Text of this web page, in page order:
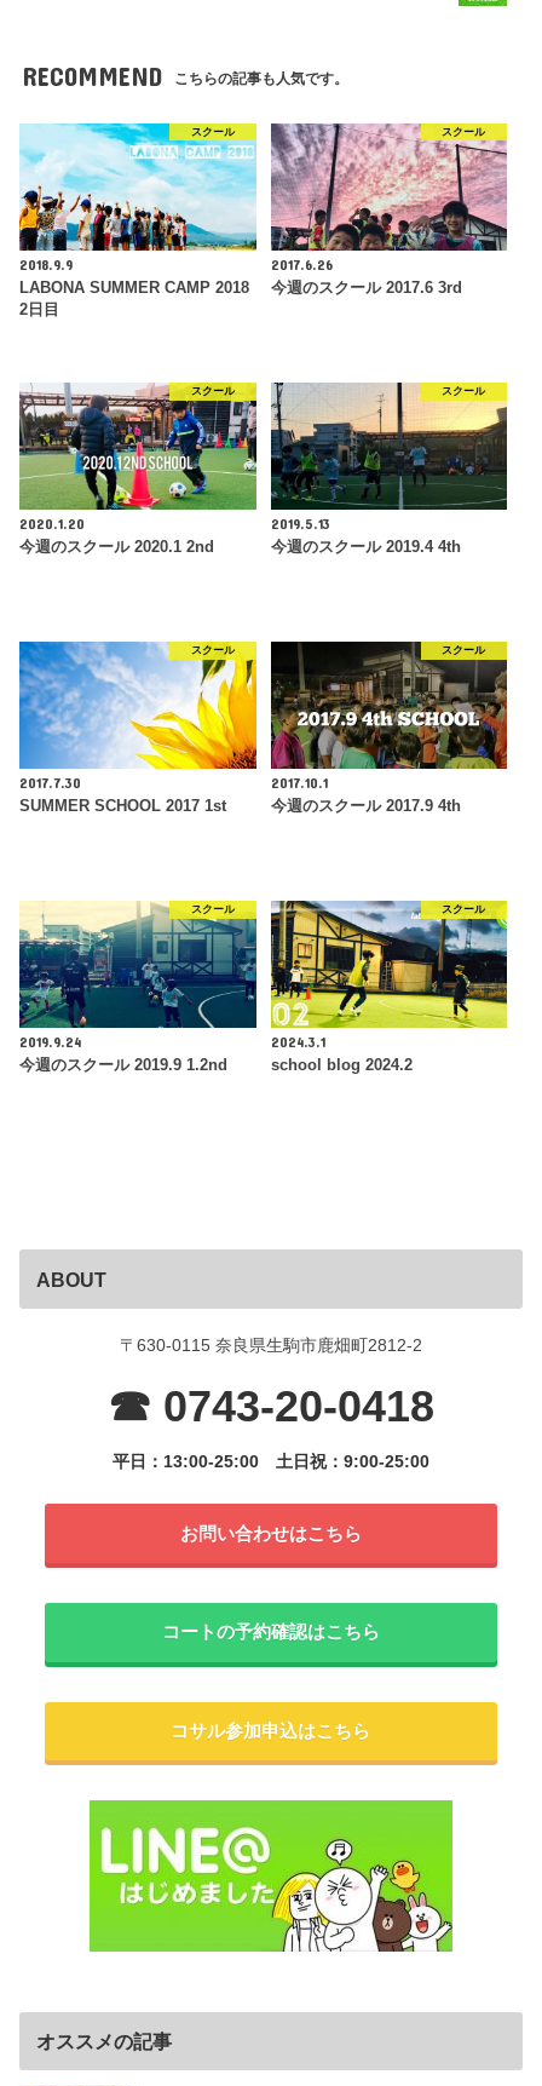
RECOMMEND こちらの記事も人気です。
スクール
2018.9.9
LABONA SUMMER CAMP 2018
2日目
スクール
2017.6.26
今週のスクール 2017.6 3rd
スクール
2020.1.20
今週のスクール 2020.1 2nd
スクール
2019.5.13
今週のスクール 2019.4 4th
スクール
2017.7.30
SUMMER SCHOOL 2017 1st
スクール
2017.10.1
今週のスクール 2017.9 4th
スクール
2019.9.24
今週のスクール 2019.9 1.2nd
スクール
2024.3.1
school blog 2024.2
ABOUT
〒630-0115 奈良県生駒市鹿畑町2812-2
☎ 0743-20-0418
平日：13:00-25:00 土日祝：9:00-25:00
お問い合わせはこちら
コートの予約確認はこちら
コサル参加申込はこちら
オススメの記事